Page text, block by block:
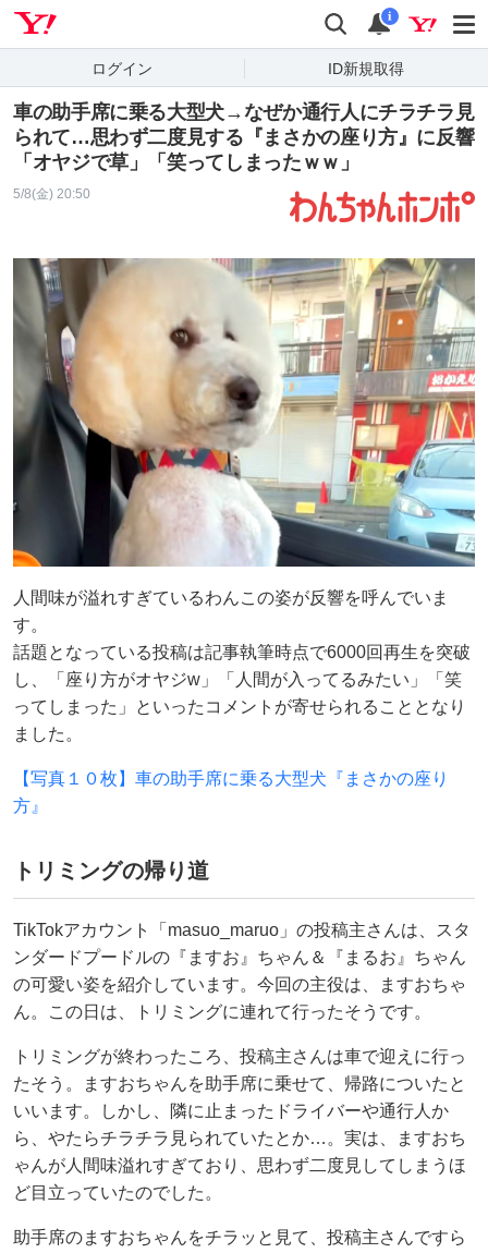
検索 通知
i
ログイン ID新規取得
車の助手席に乗る大型犬→なぜか通行人にチラチラ見
られて…思わず二度見する『まさかの座り方』に反響
「オヤジで草」「笑ってしまったｗｗ」
5/8(金) 20:50
人間味が溢れすぎているわんこの姿が反響を呼んでいま
す。
話題となっている投稿は記事執筆時点で6000回再生を突破
し、「座り方がオヤジw」「人間が入ってるみたい」「笑
ってしまった」といったコメントが寄せられることとなり
ました。
【写真１０枚】車の助手席に乗る大型犬『まさかの座り
方』
トリミングの帰り道
TikTokアカウント「masuo_maruo」の投稿主さんは、スタ
ンダードプードルの『ますお』ちゃん＆『まるお』ちゃん
の可愛い姿を紹介しています。今回の主役は、ますおちゃ
ん。この日は、トリミングに連れて行ったそうです。
トリミングが終わったころ、投稿主さんは車で迎えに行っ
たそう。ますおちゃんを助手席に乗せて、帰路についたと
いいます。しかし、隣に止まったドライバーや通行人か
ら、やたらチラチラ見られていたとか…。実は、ますおち
ゃんが人間味溢れすぎており、思わず二度見してしまうほ
ど目立っていたのでした。
助手席のますおちゃんをチラッと見て、投稿主さんですら